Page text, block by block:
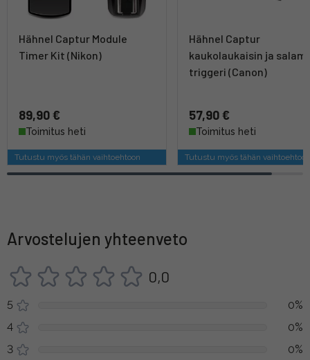
Hähnel Captur Module
Timer Kit (Nikon)
89,90 €
Toimitus heti
Tutustu myös tähän vaihtoehtoon
Hähnel Captur
kaukolaukaisin ja
triggeri (Canon)
57,90 €
Toimitus heti
Tutustu myös tähän
Arvostelujen yhteenveto
0,0
5
0%
4
0%
3
0%